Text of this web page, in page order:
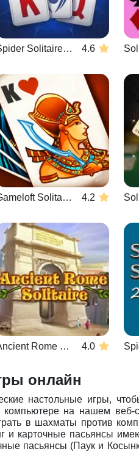
Spider Solitaire Blue 4.6
Gameloft Solitaire 4.2
Ancient Rome Solitaire 4.0
онлайн
настольные игры,
на нашем
в шахматы против
и карточные пасьянсы
пасьянсы (Паук и